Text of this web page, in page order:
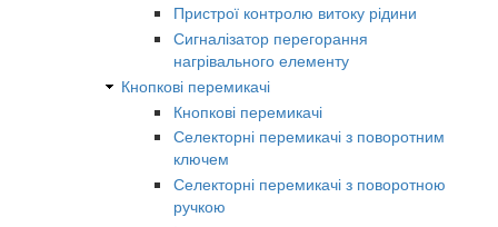
Пристрої контролю витоку рідини
Сигналізатор перегорання
нагрівального елементу
Кнопкові перемикачі
Кнопкові перемикачі
Селекторні перемикачі з поворотним
ключем
Селекторні перемикачі з поворотною
ручкою